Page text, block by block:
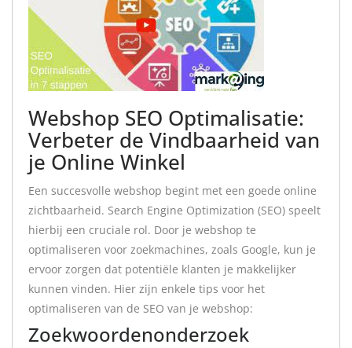
Webshop SEO Optimalisatie:
Verbeter de Vindbaarheid van
je Online Winkel
Een succesvolle webshop begint met een goede online
zichtbaarheid. Search Engine Optimization (SEO) speelt
hierbij een cruciale rol. Door je webshop te
optimaliseren voor zoekmachines, zoals Google, kun je
ervoor zorgen dat potentiële klanten je makkelijker
kunnen vinden. Hier zijn enkele tips voor het
optimaliseren van de SEO van je webshop:
Zoekwoordenonderzoek